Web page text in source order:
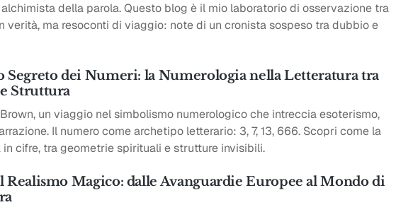
della parola. Questo blog è il mio laboratorio di osservazione tra
verità, ma resoconti di viaggio: note di un cronista sospeso tra dubbio e
Segreto dei Numeri: la Numerologia nella Letteratura tra
Struttura
un viaggio nel simbolismo numerologico che intreccia esoterismo,
Il numero come archetipo letterario: 3, 7, 13, 666. Scopri come la
cifre, tra geometrie spirituali e strutture invisibili.
Realismo Magico: dalle Avanguardie Europee al Mondo di